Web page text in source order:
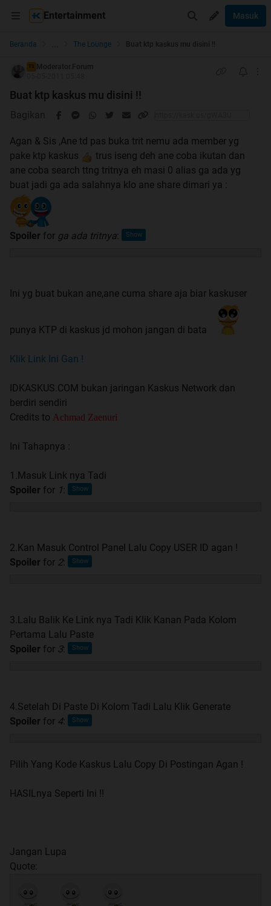
Entertainment Masuk
Beranda ... The Lounge Buat ktp kaskus mu disini !!
TS
Moderator.Forum
Buat ktp kaskus mu disini !!
Bagikan
Agan & Sis ,Ane td pas buka trit nemu ada member yg
pake ktp kaskus
trus iseng deh ane coba ikutan dan
ane coba search ttng tritnya eh masi 0 alias ga ada yg
buat jadi ga ada salahnya klo ane share dimari ya :
Spoiler for ga ada tritnya:
Ini yg buat bukan ane,ane cuma share aja biar kaskuser
punya KTP di kaskus jd mohon jangan di bata
Klik Link Ini Gan !
IDKASKUS.COM bukan jaringan Kaskus Network dan
berdiri sendiri
Credits to Achmad Zaenuri
Ini Tahapnya :
1.Masuk Link nya Tadi
Spoiler for 1:
2.Kan Masuk Control Panel Lalu Copy USER ID agan !
Spoiler for 2:
3.Lalu Balik Ke Link nya Tadi Klik Kanan Pada Kolom
Pertama Lalu Paste
Spoiler for 3:
4.Setelah Di Paste Di Kolom Tadi Lalu Klik Generate
Spoiler for 4:
Pilih Yang Kode Kaskus Lalu Copy Di Postingan Agan !
HASILnya Seperti Ini !!
Jangan Lupa
Quote: